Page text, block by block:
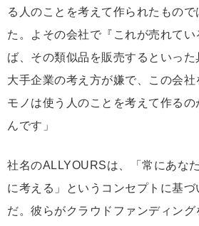
る人のことを考えて作られたもので
た。よその会社で『これが売れて
ば、その類似品を販売するといった
大手企業の考え方が嫌で、この会社
モノは使う人のことを考えて作るの
んです」
社名のALLYOURSは、「常にあな
に考える」というコンセプトに基
だ。彼らがクラウドファンディング